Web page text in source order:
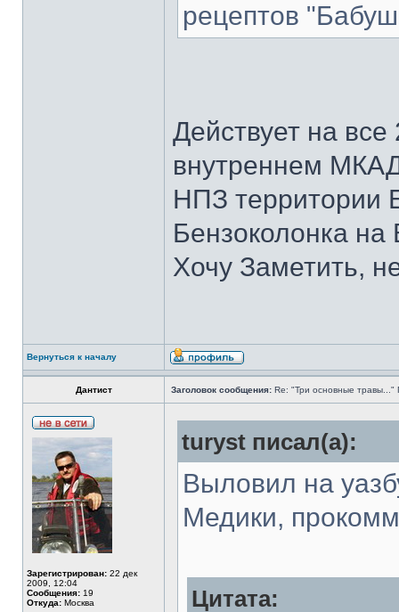
рецептов
Действует на
внутреннем
НПЗ территории
Бензоколонка
Хочу Заметить,
Вернуться к началу
Дантист Заголовок сообщения: Re: "Три основные травы..."
Зарегистрирован: 22 дек
2009, 12:04
Сообщения: 19
Откуда: Москва
turyst писал(а):
Выловил на
Медики,
Цитата: